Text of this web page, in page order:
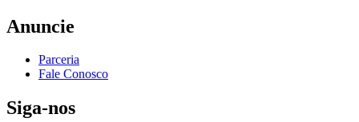
Anuncie
Parceria
Fale Conosco
Siga-nos